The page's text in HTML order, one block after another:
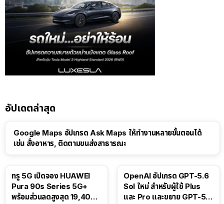
อัปเดตล่าสุด
Google Maps อัปเกรด Ask Maps ให้ทำงานหลายขั้นตอนได้
เช่น สั่งอาหาร, ติดตามขนส่งสาธารณะ
ทรู 5G เปิดจอง HUAWEI
Pura 90s Series 5G+
พร้อมส่วนลดสูงสุด 19,400
OpenAI อัปเกรด GPT-5.6
Sol ใหม่ สำหรับผู้ใช้ Plus
และ Pro และขยาย GPT-5.6